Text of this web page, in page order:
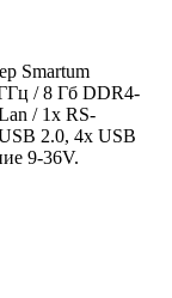
Smartum
/ 8 Гб DDR4-
/ 1х RS-
2.0, 4х USB
9-36V.